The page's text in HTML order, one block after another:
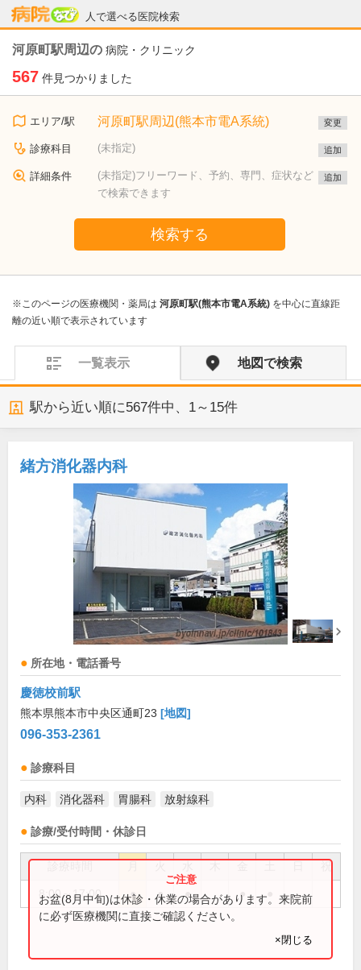
人で選べる医院検索
病院なび
河原町駅周辺の 病院・クリニック
567 件見つかりました
エリア/駅 河原町駅周辺(熊本市電A系統) 変更
診療科目 (未指定) 追加
詳細条件
(未指定)フリーワード、予約、専門、症状など
で検索できます
追加
検索する
※このページの医療機関・薬局は 河原町駅(熊本市電A系統) を中心に直線距
離の近い順で表示されています
一覧表示 地図で検索
駅から近い順に567件中、 1～15件
緒方消化器内科
所在地・電話番号
慶徳校前駅
熊本県熊本市中央区通町23 [地図]
096-353-2361
診療科目
内科 消化器科 胃腸科 放射線科
診療/受付時間・休診日
祝
8:00～17:00 ● ● ● ●
お盆(8月中旬)は休診・休業の場合があります。来院前
に必ず医療機関に直接ご確認ください。
×閉じる